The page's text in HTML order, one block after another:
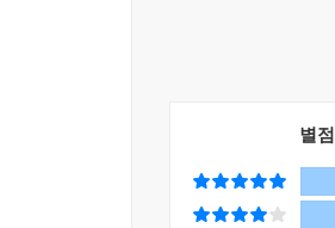
직접 그런 사람이 되어
“우리는 서로에게서 빛
우리는 왜 우울할까. 이
별